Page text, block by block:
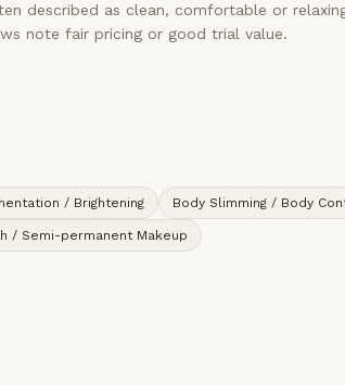
described as clean, comfortable or
note fair pricing or good trial value.
/ Brightening Body Slimming / Body
/ Semi-permanent Makeup